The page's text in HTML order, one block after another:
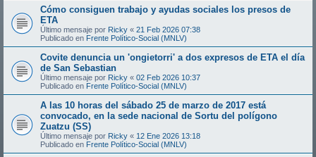
Cómo consiguen trabajo y ayudas sociales los presos de
ETA
Último mensaje por Ricky « 21 Feb 2026 07:38
Publicado en Frente Político-Social (MNLV)
Covite denuncia un 'ongietorri' a dos expresos de ETA el día
de San Sebastian
Último mensaje por Ricky « 02 Feb 2026 10:37
Publicado en Frente Político-Social (MNLV)
A las 10 horas del sábado 25 de marzo de 2017 está
convocado, en la sede nacional de Sortu del polígono
Zuatzu (SS)
Último mensaje por Ricky « 12 Ene 2026 13:18
Publicado en Frente Político-Social (MNLV)